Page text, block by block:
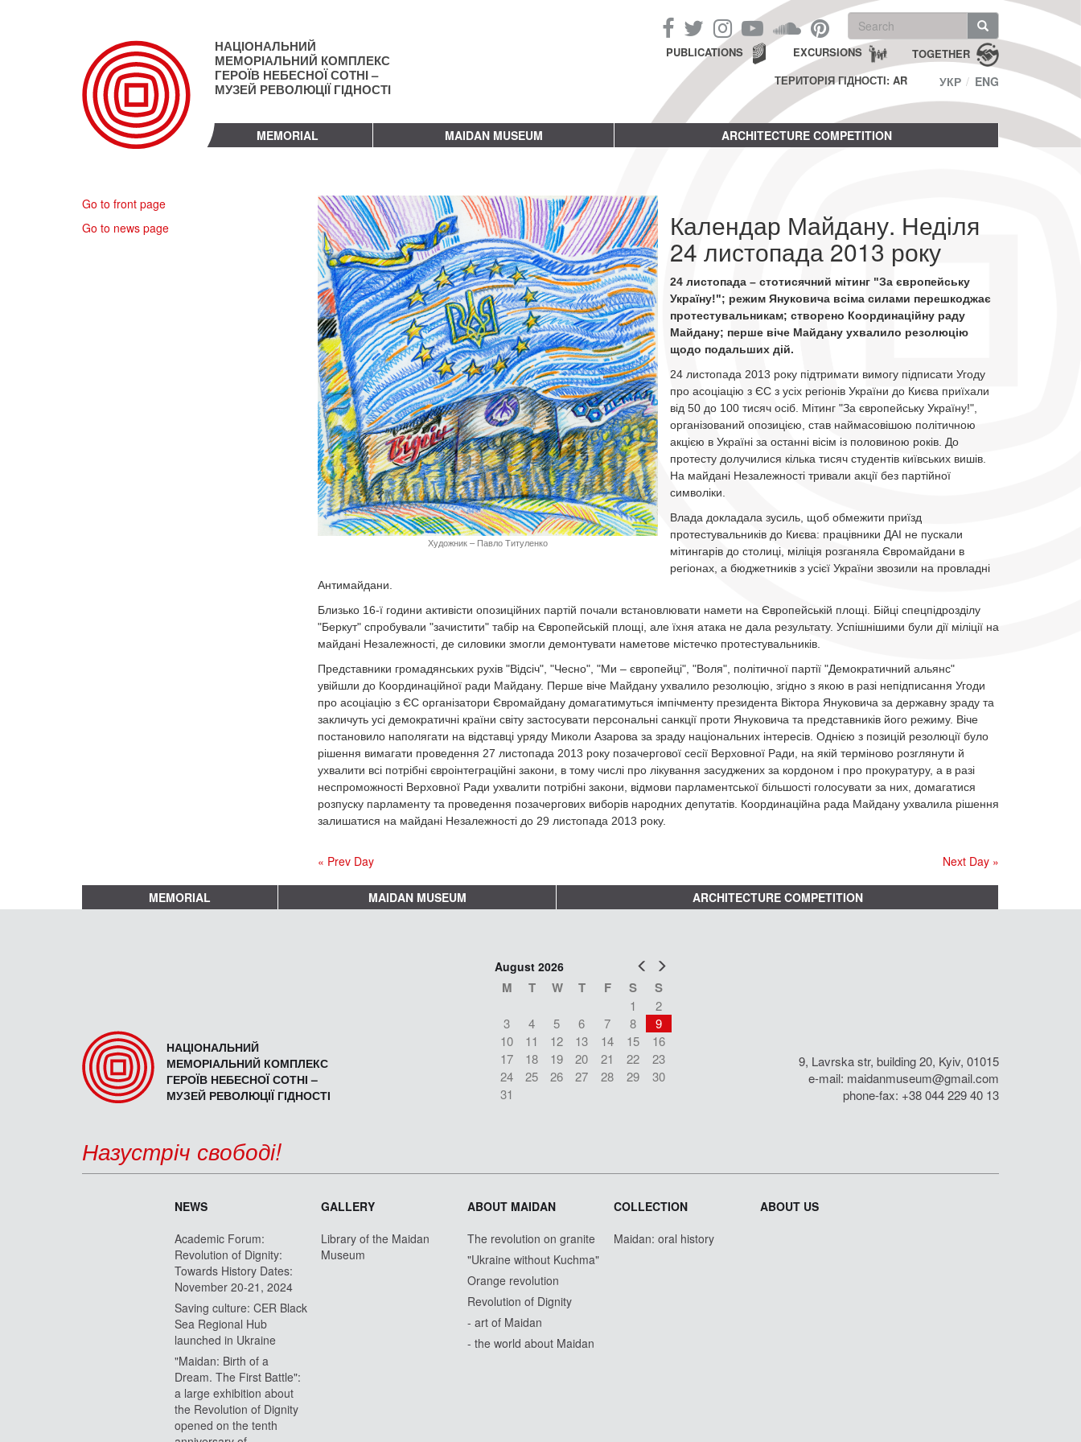
НАЦІОНАЛЬНИЙ
МЕМОРІАЛЬНИЙ КОМПЛЕКС
ГЕРОЇВ НЕБЕСНОЇ СОТНІ –
МУЗЕЙ РЕВОЛЮЦІЇ ГІДНОСТІ
Search
form
Search TOGETHER
EXCURSIONS
PUBLICATIONS
ТЕРИТОРІЯ ГІДНОСТІ: AR
УКР ENG
MEMORIAL MAIDAN MUSEUM ARCHITECTURE COMPETITION
Go to front page
Go to news page
Художник – Павло Титуленко
Календар Майдану. Неділя
24 листопада 2013 року
24 листопада – стотисячний мітинг "За європейську
Україну!"; режим Януковича всіма силами перешкоджає
протестувальникам; створено Координаційну раду
Майдану; перше віче Майдану ухвалило резолюцію
щодо подальших дій.
24 листопада 2013 року підтримати вимогу підписати Угоду
про асоціацію з ЄС з усіх регіонів України до Києва приїхали
від 50 до 100 тисяч осіб. Мітинг "За європейську Україну!",
організований опозицією, став наймасовішою політичною
акцією в Україні за останні вісім із половиною років. До
протесту долучилися кілька тисяч студентів київських вишів.
На майдані Незалежності тривали акції без партійної
символіки.
Влада докладала зусиль, щоб обмежити приїзд
протестувальників до Києва: працівники ДАІ не пускали
мітингарів до столиці, міліція розганяла Євромайдани в
регіонах, а бюджетників з усієї України звозили на провладні
Антимайдани.
Близько 16-ї години активісти опозиційних партій почали встановлювати намети на Європейській площі. Бійці спецпідрозділу
"Беркут" спробували "зачистити" табір на Європейській площі, але їхня атака не дала результату. Успішнішими були дії міліції на
майдані Незалежності, де силовики змогли демонтувати наметове містечко протестувальників.
Представники громадянських рухів "Відсіч", "Чесно", "Ми – європейці", "Воля", політичної партії "Демократичний альянс"
увійшли до Координаційної ради Майдану. Перше віче Майдану ухвалило резолюцію, згідно з якою в разі непідписання Угоди
про асоціацію з ЄС організатори Євромайдану домагатимуться імпічменту президента Віктора Януковича за державну зраду та
закличуть усі демократичні країни світу застосувати персональні санкції проти Януковича та представників його режиму. Віче
постановило наполягати на відставці уряду Миколи Азарова за зраду національних інтересів. Однією з позицій резолюції було
рішення вимагати проведення 27 листопада 2013 року позачергової сесії Верховної Ради, на якій терміново розглянути й
ухвалити всі потрібні євроінтеграційні закони, в тому числі про лікування засуджених за кордоном і про прокуратуру, а в разі
неспроможності Верховної Ради ухвалити потрібні закони, відмови парламентської більшості голосувати за них, домагатися
розпуску парламенту та проведення позачергових виборів народних депутатів. Координаційна рада Майдану ухвалила рішення
залишатися на майдані Незалежності до 29 листопада 2013 року.
« Prev Day Next Day »
MEMORIAL MAIDAN MUSEUM ARCHITECTURE COMPETITION
НАЦІОНАЛЬНИЙ
МЕМОРІАЛЬНИЙ КОМПЛЕКС
ГЕРОЇВ НЕБЕСНОЇ СОТНІ –
МУЗЕЙ РЕВОЛЮЦІЇ ГІДНОСТІ
Prev
August 2026
M T W T F S S
1
2
3
4 5 6 7 8
9
10
11 12 13 14 15
16
17
18 19 20 21 22
23
24
25 26 27 28 29
30
31
9, Lavrska str, building 20, Kyiv, 01015
e-mail: maidanmuseum@gmail.com
phone-fax: +38 044 229 40 13
Назустріч свободі!
NEWS
Academic Forum:
Revolution of Dignity:
Towards History Dates:
November 20-21, 2024
Saving culture: CER Black
Sea Regional Hub
launched in Ukraine
"Maidan: Birth of a
Dream. The First Battle":
a large exhibition about
the Revolution of Dignity
opened on the tenth
GALLERY
Library of the Maidan
Museum
ABOUT MAIDAN
The revolution on granite
"Ukraine without Kuchma"
Orange revolution
Revolution of Dignity
- art of Maidan
- the world about Maidan
COLLECTION
Maidan: oral history
ABOUT US